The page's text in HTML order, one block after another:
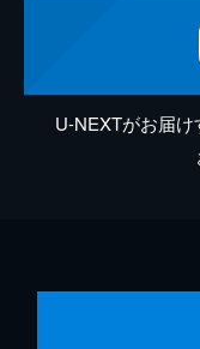
U-NEXTがお届